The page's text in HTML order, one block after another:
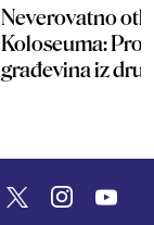
Neverovatno
Koloseuma:
građevina iz